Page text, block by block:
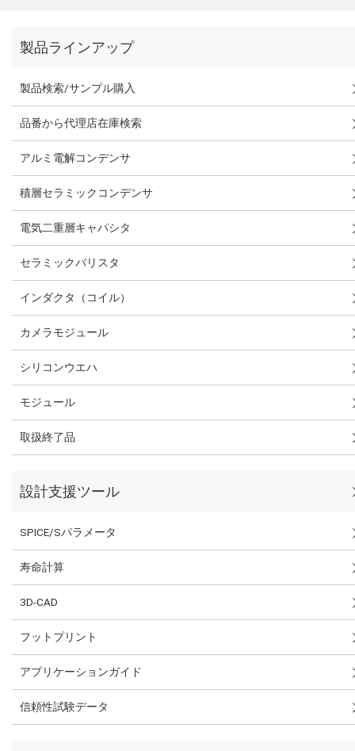
製品ラインアップ
製品検索/サンプル購入
品番から代理店在庫検索
アルミ電解コンデンサ
積層セラミックコンデンサ
電気二重層キャパシタ
セラミックバリスタ
インダクタ（コイル）
カメラモジュール
シリコンウエハ
モジュール
取扱終了品
設計支援ツール
SPICE/Sパラメータ
寿命計算
3D-CAD
フットプリント
アプリケーションガイド
信頼性試験データ